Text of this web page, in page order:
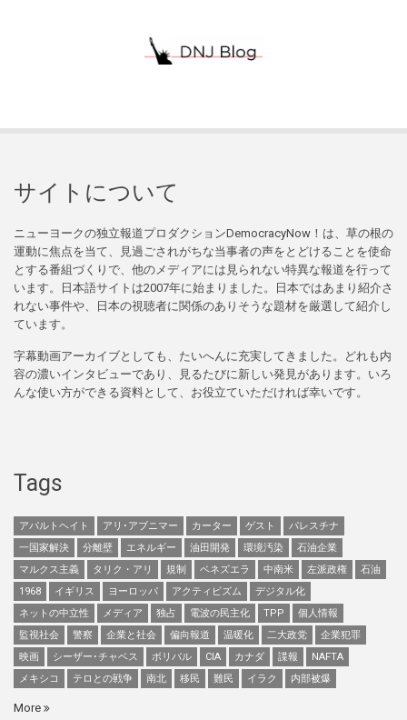
サイトについて
ニューヨークの独立報道プロダクションDemocracyNow！は、草の根の
運動に焦点を当て、見過ごされがちな当事者の声をとどけることを使命
とする番組づくりで、他のメディアには見られない特異な報道を行って
います。日本語サイトは2007年に始まりました。日本ではあまり紹介さ
れない事件や、日本の視聴者に関係のありそうな題材を厳選して紹介し
ています。
字幕動画アーカイブとしても、たいへんに充実してきました。どれも内
容の濃いインタビューであり、見るたびに新しい発見があります。いろ
んな使い方ができる資料として、お役立ていただければ幸いです。
Tags
アパルトヘイト アリ･アブニマー カーター ゲスト
パレスチナ
一国家解決
分離壁 エネルギー 油田開発 環境汚染
石油企業
マルクス主義
タリク・アリ 規制 ベネズエラ 中南米 左派政権
石油
1968
イギリス ヨーロッパ アクティビズム
デジタル化
ネットの中立性
メディア 独占 電波の民主化 TPP
個人情報
監視社会
警察 企業と社会 偏向報道 温暖化 二大政党
企業犯罪
映画
シーザー･チャベス ボリバル CIA カナダ 諜報
NAFTA
メキシコ
テロとの戦争 南北 移民 難民 イラク 内部被爆
More